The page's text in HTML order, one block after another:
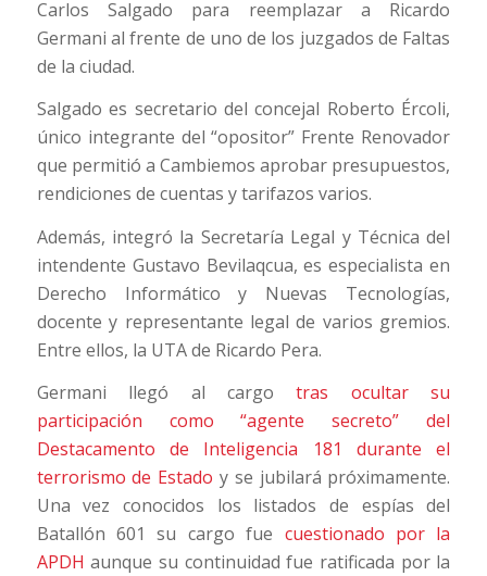
Carlos Salgado para reemplazar a Ricardo
Germani al frente de uno de los juzgados de Faltas
de la ciudad.
Salgado es secretario del concejal Roberto Ércoli,
único integrante del “opositor” Frente Renovador
que permitió a Cambiemos aprobar presupuestos,
rendiciones de cuentas y tarifazos varios.
Además, integró la Secretaría Legal y Técnica del
intendente Gustavo Bevilaqcua, es especialista en
Derecho Informático y Nuevas Tecnologías,
docente y representante legal de varios gremios.
Entre ellos, la UTA de Ricardo Pera.
Germani llegó al cargotras ocultar su
participación como “agente secreto” del
Destacamento de Inteligencia 181 durante el
terrorismo de Estado y se jubilará próximamente.
Una vez conocidos los listados de espías del
Batallón 601 su cargo fue cuestionado por la
APDH aunque su continuidad fue ratificada por la